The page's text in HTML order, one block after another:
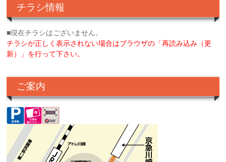
チラシ情報
■現在チラシはございません。
チラシが正しく表示されない場合はブラウザの「再読み込み（更
新）」を行って下さい。
ご案内